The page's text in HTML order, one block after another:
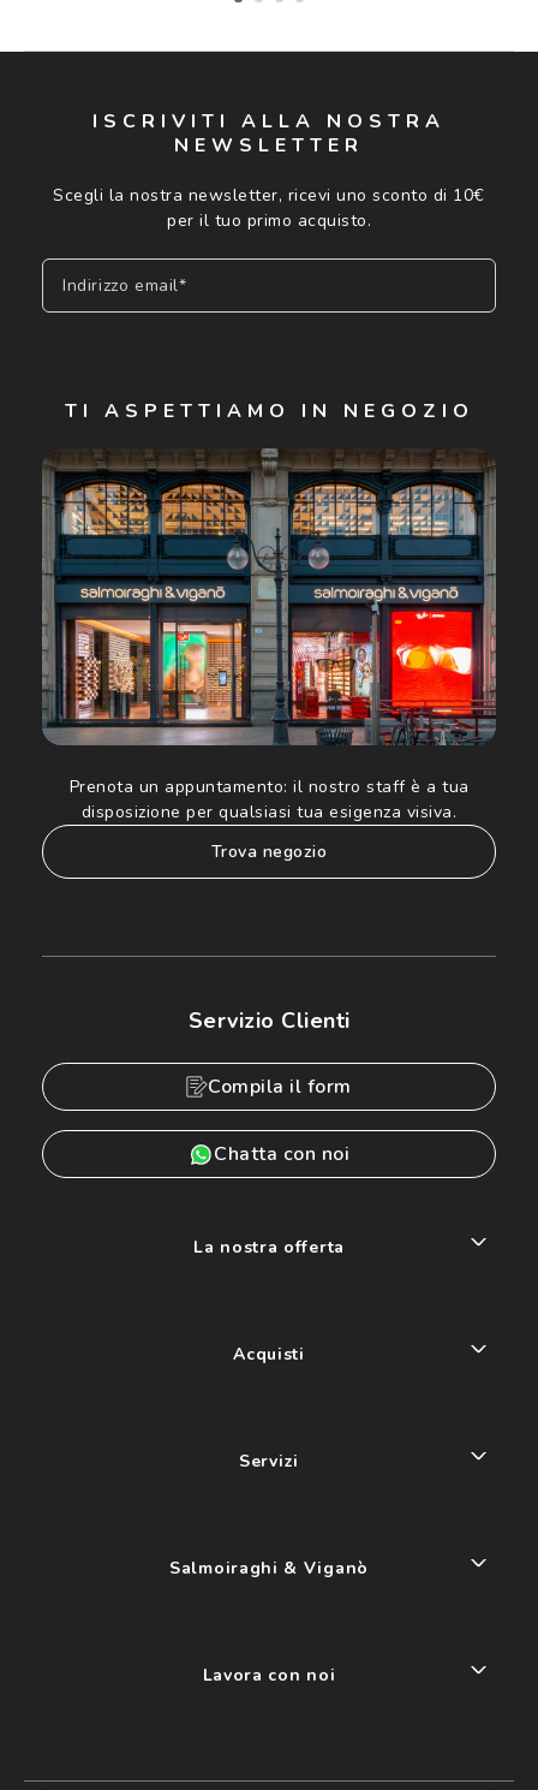
ISCRIVITI ALLA NOSTRA
NEWSLETTER
Scegli la nostra newsletter, ricevi uno sconto di 10€
per il tuo primo acquisto.
Indirizzo email*
Cliccando su "Iscriviti", confermo di avere più di 16 anni e
acconsento all'utilizzo dei miei Dati Personali da parte di
Luxottica Group S.p.A. per l'invio di offerte speciali, novità
ed altre comunicazioni di carattere pubblicitario (consultare
Informativa sulla privacyper ulteriori informazioni).
TI ASPETTIAMO IN NEGOZIO
Prenota un appuntamento: il nostro staff è a tua
disposizione per qualsiasi tua esigenza visiva.
trova negozio
Servizio Clienti
Compila il form
Chatta con noi
La nostra offerta
Acquisti
Servizi
Salmoiraghi & Viganò
Lavora con noi